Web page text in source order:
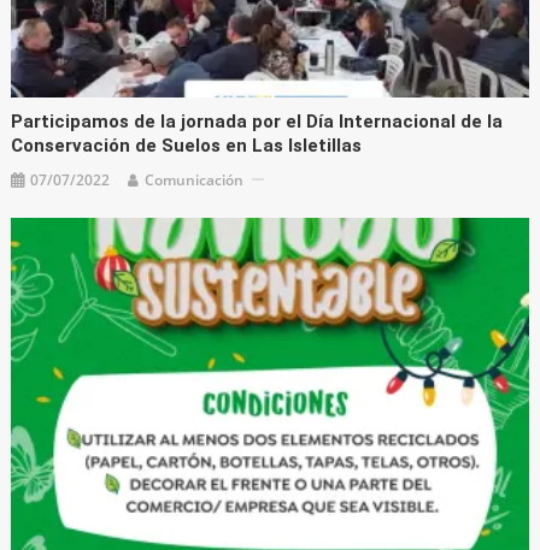
Participamos de la jornada por el Día Internacional de la
Conservación de Suelos en Las Isletillas
07/07/2022 Comunicación